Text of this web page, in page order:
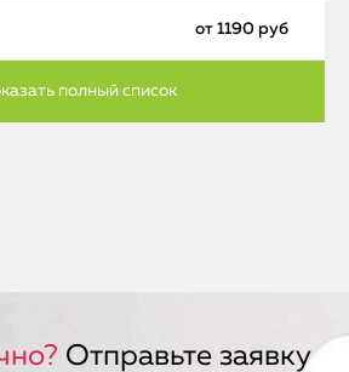
от 1190 руб
Отправьте заявку